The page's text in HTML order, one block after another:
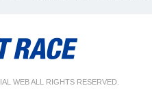
WEB ALL RIGHTS RESERVED.